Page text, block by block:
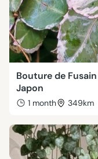
Bouture de
Japon
1 month 349km